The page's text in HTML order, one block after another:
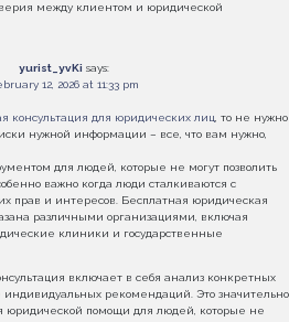
между клиентом и юридической
yurist_yvKi says:
12, 2026 at 11:33 pm
консультация для юридических лиц, то не нужно
нужной информации – все, что вам нужно,
для людей, которые не могут позволить
важно когда люди сталкиваются с
прав и интересов. Бесплатная юридическая
различными организациями, включая
клиники и государственные
включает в себя анализ конкретных
рекомендаций. Это значительно
юридической помощи для людей, которые не